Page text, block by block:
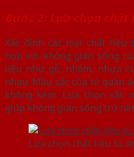
Bước 2: Lựa chọn chất
Xác định các loại chất liệu
hợp với không gian sống
liệu như gỗ, nhôm, nhựa
nhau. Màu sắc của tủ quần
không kém. Lựa chọn sắc
giúp không gian sống trở
Lựa chọn chất liệu tủ